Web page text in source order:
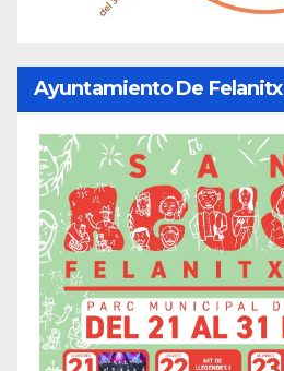
Ayuntamiento De Felanitx